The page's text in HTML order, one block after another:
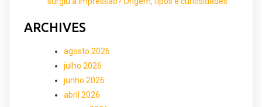
ARCHIVES
agosto 2026
julho 2026
junho 2026
abril 2026